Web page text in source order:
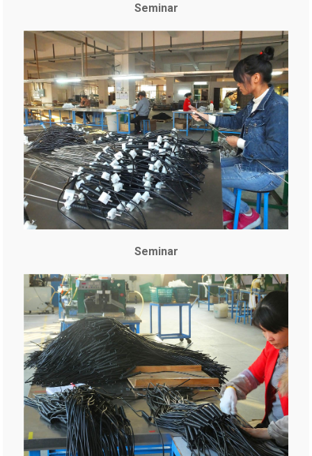
Seminar
Seminar